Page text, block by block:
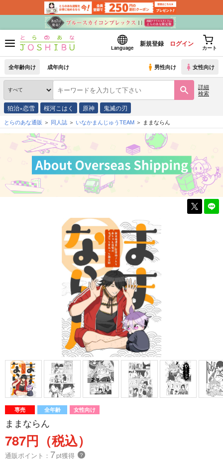
Language
新規登録 ログイン
カート
全年齢向け 成年向け 男性向け 女性向け
詳細
検索
狛治×恋雪 桜河こはく 原神 鬼滅の刃
とらのあな通販 同人誌 いなかまんじゅうTEAM ままならん
専売 全年齢 女性向け
ままならん
787円（税込）
通販ポイント： 7pt獲得 ？